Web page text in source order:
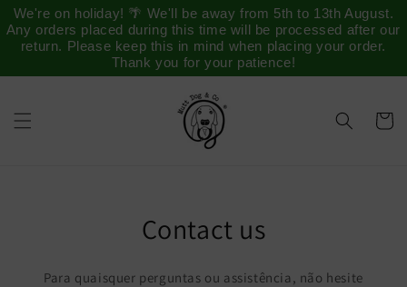
We're on holiday! 🌴 We'll be away from 5th to 13th August.
Any orders placed during this time will be processed after our
return. Please keep this in mind when placing your order.
Thank you for your patience!
para o
conteúdo
Contact us
Para quaisquer perguntas ou assistência, não hesite